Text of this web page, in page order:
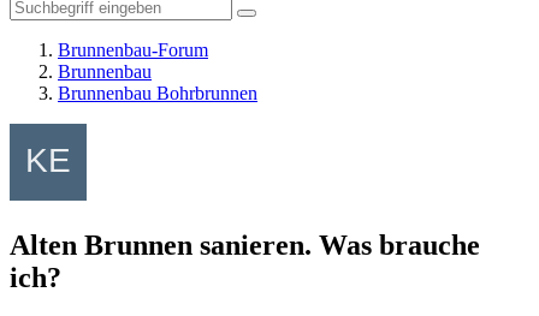
Brunnenbau-Forum
Brunnenbau
Brunnenbau Bohrbrunnen
Alten Brunnen sanieren. Was brauche
ich?